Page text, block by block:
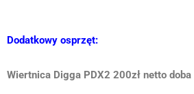
Dodatkowy osprzęt:
Wiertnica Digga PDX2 200zł netto